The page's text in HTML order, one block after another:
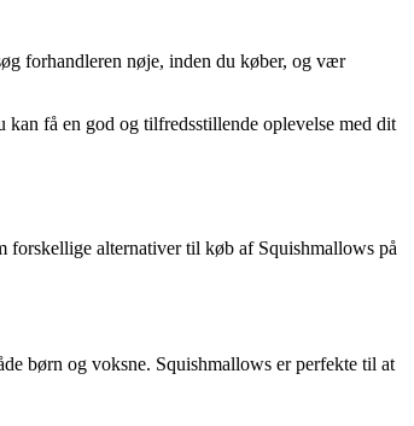
forhandleren nøje, inden du køber, og vær
få en god og tilfredsstillende oplevelse med dit
forskellige alternativer til køb af Squishmallows på
børn og voksne. Squishmallows er perfekte til at